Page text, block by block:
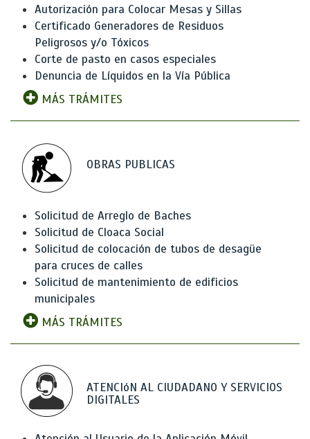
Autorización para Colocar Mesas y Sillas
Certificado Generadores de Residuos
Peligrosos y/o Tóxicos
Corte de pasto en casos especiales
Denuncia de Líquidos en la Vía Pública
MÁS TRÁMITES
OBRAS PUBLICAS
Solicitud de Arreglo de Baches
Solicitud de Cloaca Social
Solicitud de colocación de tubos de desagüe
para cruces de calles
Solicitud de mantenimiento de edificios
municipales
MÁS TRÁMITES
ATENCIóN AL CIUDADANO Y SERVICIOS
DIGITALES